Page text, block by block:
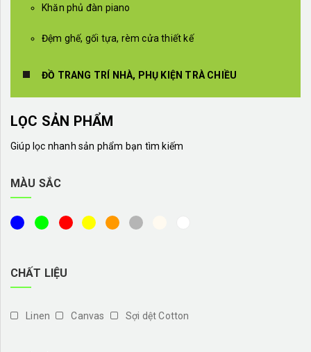
Khăn phủ đàn piano
Đệm ghế, gối tựa, rèm cửa thiết kế
ĐỒ TRANG TRÍ NHÀ, PHỤ KIỆN TRÀ CHIỀU
LỌC SẢN PHẨM
Giúp lọc nhanh sản phẩm bạn tìm kiếm
MÀU SẮC
CHẤT LIỆU
Linen Canvas Sợi dệt Cotton